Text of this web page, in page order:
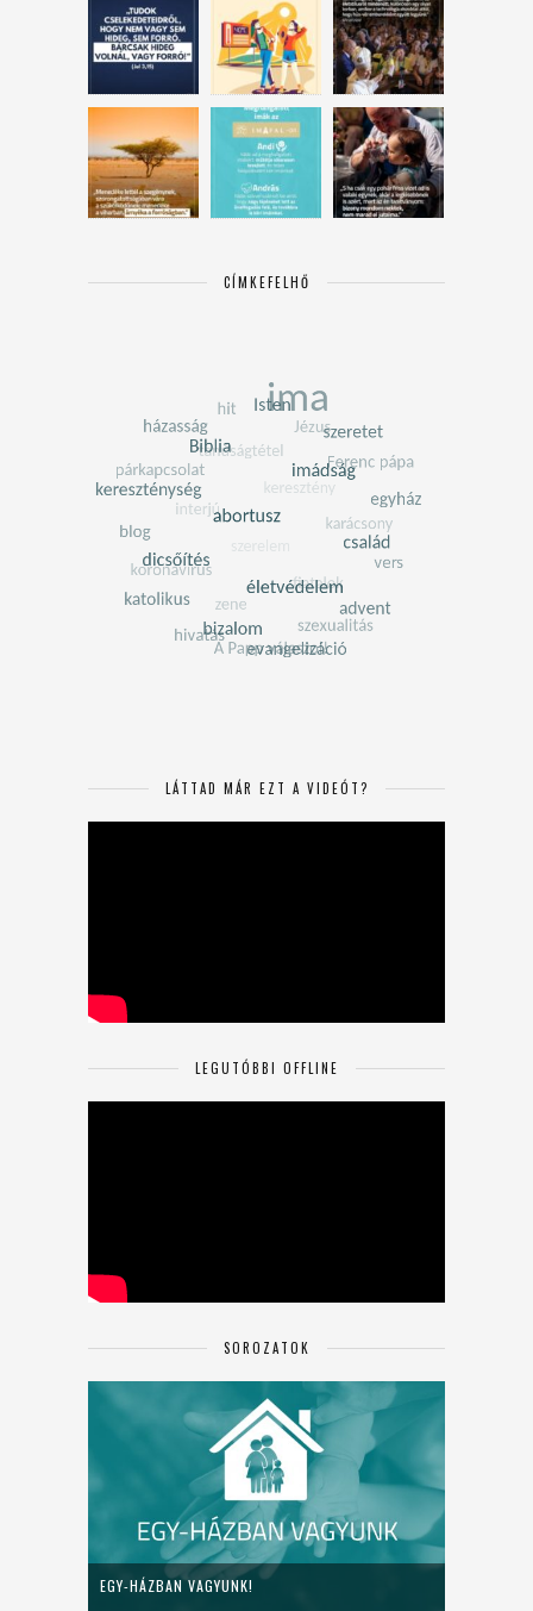
CÍMKEFELHŐ
LÁTTAD MÁR EZT A VIDEÓT?
LEGUTÓBBI OFFLINE
SOROZATOK
EGY-HÁZBAN VAGYUNK!